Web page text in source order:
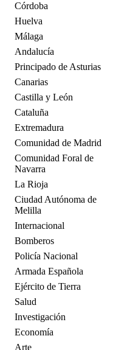
Córdoba
Huelva
Málaga
Andalucía
Principado de Asturias
Canarias
Castilla y León
Cataluña
Extremadura
Comunidad de Madrid
Comunidad Foral de
Navarra
La Rioja
Ciudad Autónoma de
Melilla
Internacional
Bomberos
Policía Nacional
Armada Española
Ejército de Tierra
Salud
Investigación
Economía
Arte